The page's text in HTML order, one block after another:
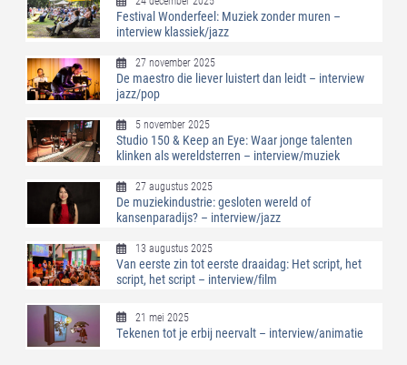
Festival Wonderfeel: Muziek zonder muren –
interview klassiek/jazz
27 november 2025
De maestro die liever luistert dan leidt – interview
jazz/pop
5 november 2025
Studio 150 & Keep an Eye: Waar jonge talenten
klinken als wereldsterren – interview/muziek
27 augustus 2025
De muziekindustrie: gesloten wereld of
kansenparadijs? – interview/jazz
13 augustus 2025
Van eerste zin tot eerste draaidag: Het script, het
script, het script – interview/film
21 mei 2025
Tekenen tot je erbij neervalt – interview/animatie